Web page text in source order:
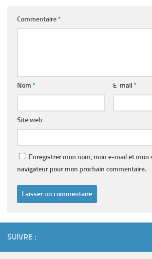
Commentaire*
Nom * E-mail *
Site web
Enregistrer mon nom, mon e-mail et mon
navigateur pour mon prochain commentaire.
SUIVRE :